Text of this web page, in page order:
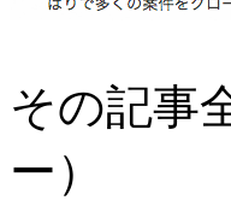
その記事
ー）